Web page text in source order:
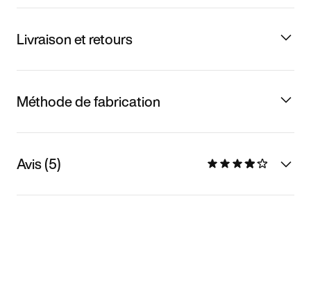
Livraison et retours
Méthode de fabrication
Avis (5)